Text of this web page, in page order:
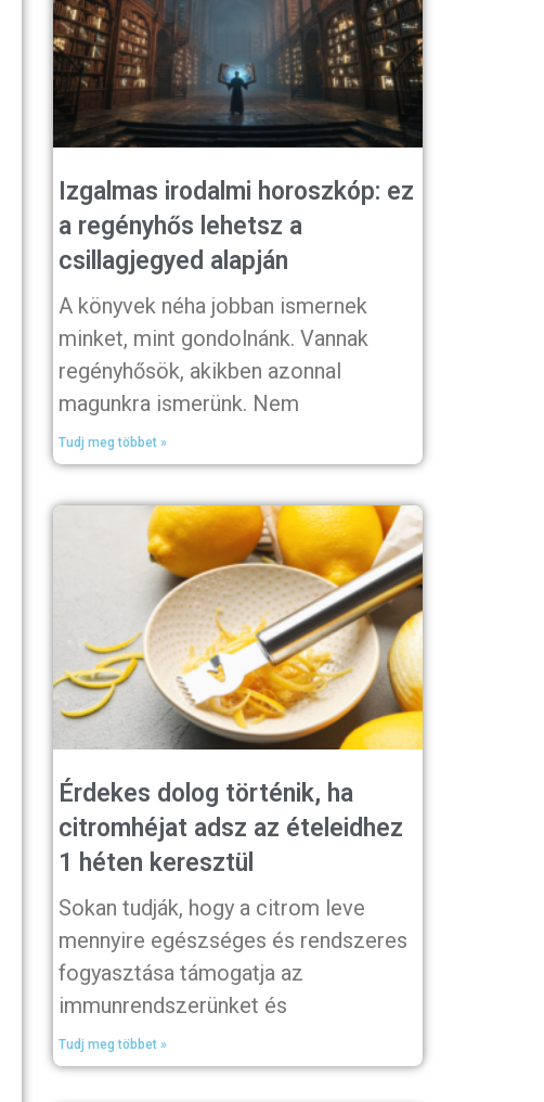
Izgalmas irodalmi horoszkóp: ez
a regényhős lehetsz a
csillagjegyed alapján
A könyvek néha jobban ismernek
minket, mint gondolnánk. Vannak
regényhősök, akikben azonnal
magunkra ismerünk. Nem
Tudj meg többet »
Érdekes dolog történik, ha
citromhéjat adsz az ételeidhez
1 héten keresztül
Sokan tudják, hogy a citrom leve
mennyire egészséges és rendszeres
fogyasztása támogatja az
immunrendszerünket és
Tudj meg többet »